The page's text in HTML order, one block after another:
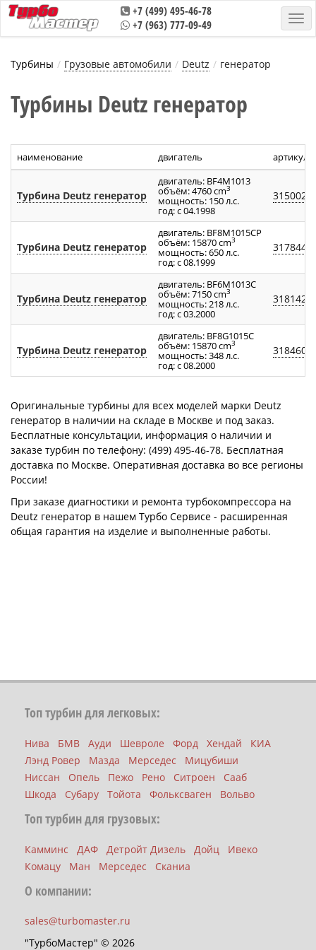
+7 (499) 495-46-78
+7 (963) 777-09-49
Турбины Грузовые автомобили Deutz генератор
Турбины Deutz генератор
наименование двигатель артикул
Турбина Deutz генератор
двигатель: BF4M1013
объём: 4760 cm3
мощность: 150 л.с.
год: с 04.1998
315002
Турбина Deutz генератор
двигатель: BF8M1015CP
объём: 15870 cm3
мощность: 650 л.с.
год: с 08.1999
317844
Турбина Deutz генератор
двигатель: BF6M1013C
объём: 7150 cm3
мощность: 218 л.с.
год: с 03.2000
318142
Турбина Deutz генератор
двигатель: BF8G1015C
объём: 15870 cm3
мощность: 348 л.с.
год: с 08.2000
318460
Оригинальные турбины для всех моделей марки Deutz
генератор в наличии на складе в Москве и под заказ.
Бесплатные консультации, информация о наличии и
заказе турбин по телефону: (499) 495-46-78. Бесплатная
доставка по Москве. Оперативная доставка во все регионы
России!
При заказе диагностики и ремонта турбокомпрессора на
Deutz генератор в нашем Турбо Сервисе - расширенная
общая гарантия на изделие и выполненные работы.
Топ турбин для легковых:
Нива БМВ Ауди Шевроле Форд Хендай
КИА
Лэнд Ровер
Мазда Мерседес
Мицубиши
Ниссан
Опель Пежо Рено Ситроен
Сааб
Шкода
Субару Тойота Фольксваген Вольво
Топ турбин для грузовых:
Камминс ДАФ Детройт Дизель Дойц
Ивеко
Комацу
Ман Мерседес Сканиа
О компании:
sales@turbomaster.ru
"ТурбоМастер" © 2026